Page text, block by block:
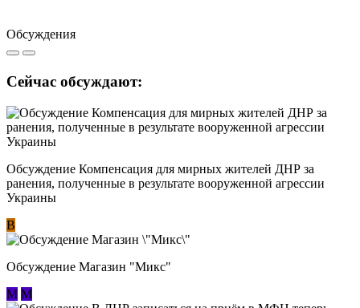
Обсуждения
Сейчас обсуждают:
Обсуждение Компенсация для мирных жителей ДНР за
ранения, полученные в результате вооруженной агрессии
Украины
В
Обсуждение Магазин "Микс"
М М